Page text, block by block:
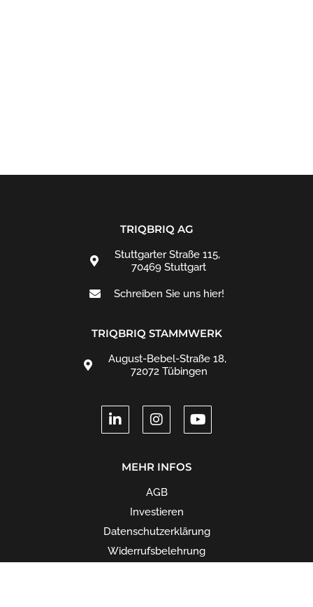
TRIQBRIQ AG
Stuttgarter Straße 115,
70469 Stuttgart
Schreiben Sie uns hier!
TRIQBRIQ STAMMWERK
August-Bebel-Straße 18,
72072 Tübingen
MEHR INFOS
AGB
Investieren
Datenschutzerklärung
Widerrufsbelehrung